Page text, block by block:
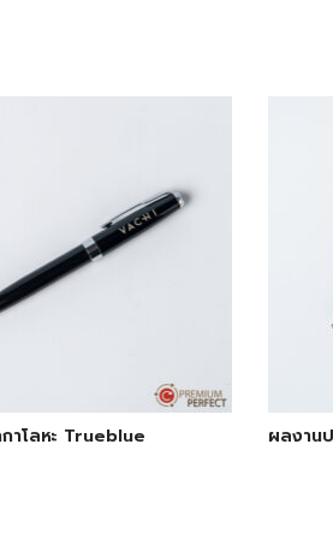
าโลหะ Trueblue ผลงาน